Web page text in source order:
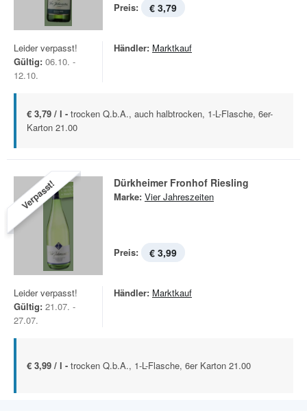
Preis: € 3,79
Leider verpasst!
Gültig: 06.10. -
12.10.
Händler: Marktkauf
€ 3,79 / l - trocken Q.b.A., auch halbtrocken, 1-L-Flasche, 6er-
Karton 21.00
Verpasst! Dürkheimer Fronhof Riesling
Marke: Vier Jahreszeiten
Preis: € 3,99
Leider verpasst!
Gültig: 21.07. -
27.07.
Händler: Marktkauf
€ 3,99 / l - trocken Q.b.A., 1-L-Flasche, 6er Karton 21.00